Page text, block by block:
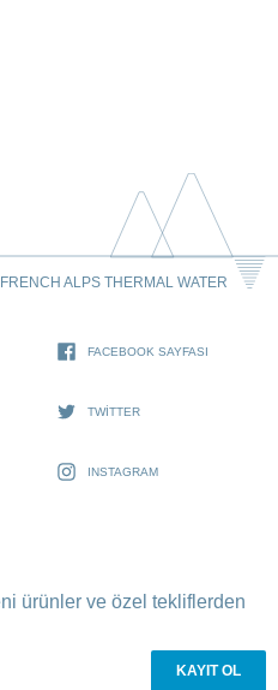
ALPS THERMAL WATER
FACEBOOK SAYFASI
TWITTER
INSTAGRAM
ürünler ve özel tekliflerden